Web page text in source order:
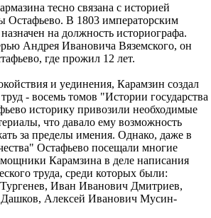
тесно связана с историей
Остафьево. В 1803 императорским
на должность историографа.
Андрея Ивановича Вяземского, он
где прожил 12 лет.
и уединения, Карамзин создал
- восемь томов "Истории государства
историку привозили необходимые
что давало ему возможность
за пределы имения. Однако, даже в
Остафьево посещали многие
Карамзина в деле написания
труда, среди которых были:
Иван Иванович Дмитриев,
Алексей Иванович Мусин-